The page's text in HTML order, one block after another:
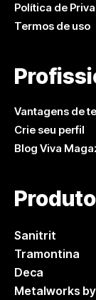
Política de
Termos de uso
Vantagens de
Crie seu perfil
Blog Viva
Sanitrit
Tramontina
Deca
Metalworks